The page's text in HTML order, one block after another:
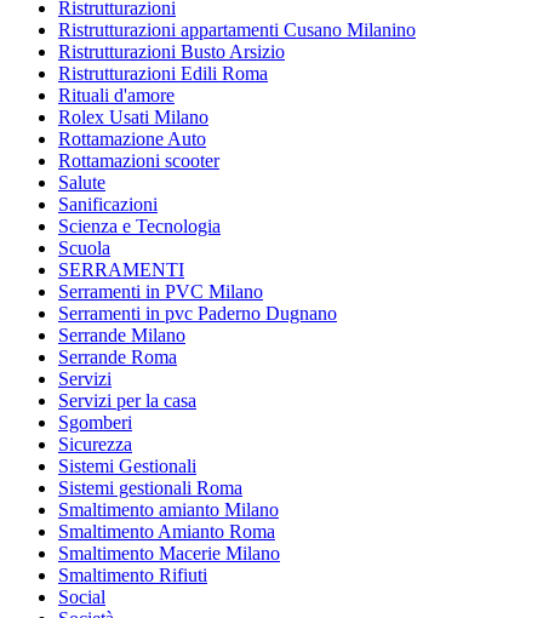
Ristrutturazioni
Ristrutturazioni appartamenti Cusano Milanino
Ristrutturazioni Busto Arsizio
Ristrutturazioni Edili Roma
Rituali d'amore
Rolex Usati Milano
Rottamazione Auto
Rottamazioni scooter
Salute
Sanificazioni
Scienza e Tecnologia
Scuola
SERRAMENTI
Serramenti in PVC Milano
Serramenti in pvc Paderno Dugnano
Serrande Milano
Serrande Roma
Servizi
Servizi per la casa
Sgomberi
Sicurezza
Sistemi Gestionali
Sistemi gestionali Roma
Smaltimento amianto Milano
Smaltimento Amianto Roma
Smaltimento Macerie Milano
Smaltimento Rifiuti
Social